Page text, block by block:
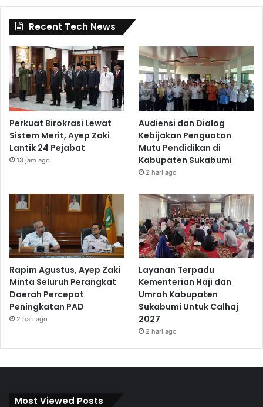
Recent Tech News
Perkuat Birokrasi Lewat
Sistem Merit, Ayep Zaki
Lantik 24 Pejabat
13 jam ago
Audiensi dan Dialog
Kebijakan Penguatan
Mutu Pendidikan di
Kabupaten Sukabumi
2 hari ago
Rapim Agustus, Ayep Zaki
Minta Seluruh Perangkat
Daerah Percepat
Peningkatan PAD
2 hari ago
Layanan Terpadu
Kementerian Haji dan
Umrah Kabupaten
Sukabumi Untuk Calhaj
2027
2 hari ago
Most Viewed Posts